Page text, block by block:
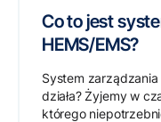
Co to jest
HEMS/EMS?
System zarządzania
działa? Żyjemy w
którego